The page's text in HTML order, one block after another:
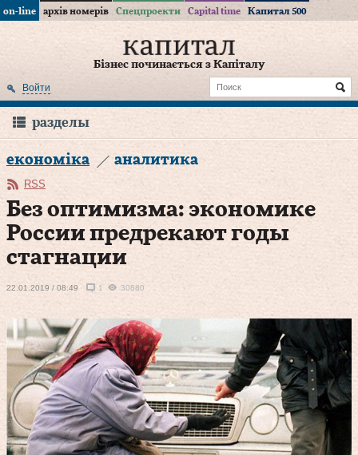
on-line архів номерів Спецпроекти Capital time Капитал 500
Бізнес починається з Капіталу
Войти
разделы
економіка аналитика
RSS
Без оптимизма: экономике
России предрекают годы
стагнации
22.01.2019 / 08:49 1 30880